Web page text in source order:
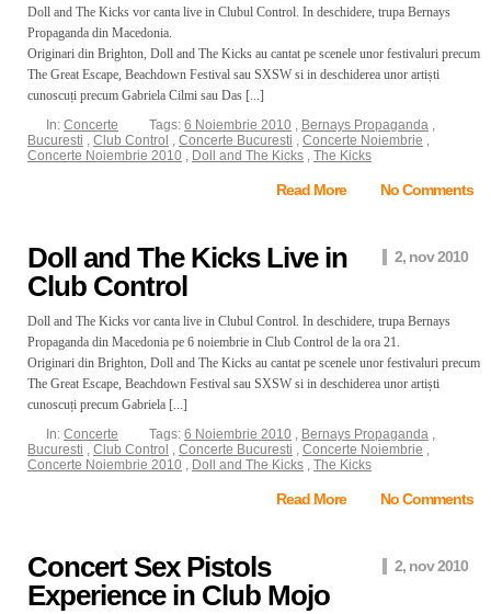
Doll and The Kicks vor canta live in Clubul Control. In deschidere, trupa Bernays
Propaganda din Macedonia.
Originari din Brighton, Doll and The Kicks au cantat pe scenele unor festivaluri precum
The Great Escape, Beachdown Festival sau SXSW si in deschiderea unor artiști
cunoscuți precum Gabriela Cilmi sau Das [...]
In: Concerte Tags: 6 Noiembrie 2010 , Bernays Propaganda ,
Bucuresti , Club Control , Concerte Bucuresti , Concerte Noiembrie ,
Concerte Noiembrie 2010 , Doll and The Kicks , The Kicks
Read More No Comments
Doll and The Kicks Live in
Club Control
2, nov 2010
Doll and The Kicks vor canta live in Clubul Control. In deschidere, trupa Bernays
Propaganda din Macedonia pe 6 noiembrie in Club Control de la ora 21.
Originari din Brighton, Doll and The Kicks au cantat pe scenele unor festivaluri precum
The Great Escape, Beachdown Festival sau SXSW si in deschiderea unor artiști
cunoscuți precum Gabriela [...]
In: Concerte Tags: 6 Noiembrie 2010 , Bernays Propaganda ,
Bucuresti , Club Control , Concerte Bucuresti , Concerte Noiembrie ,
Concerte Noiembrie 2010 , Doll and The Kicks , The Kicks
Read More No Comments
Concert Sex Pistols
Experience in Club Mojo
2, nov 2010